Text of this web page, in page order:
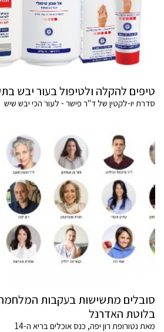
טיפים להקלה ולטיפול בעור יבש
סדרת יו-לקטין של ד"ר פישר - לעור הכי יבש שיש
סובלים מתשישות בעקבות
בלוטת האדרנל
מאת נטורופת רון יפה, כנס אוכלים בריא ה-14